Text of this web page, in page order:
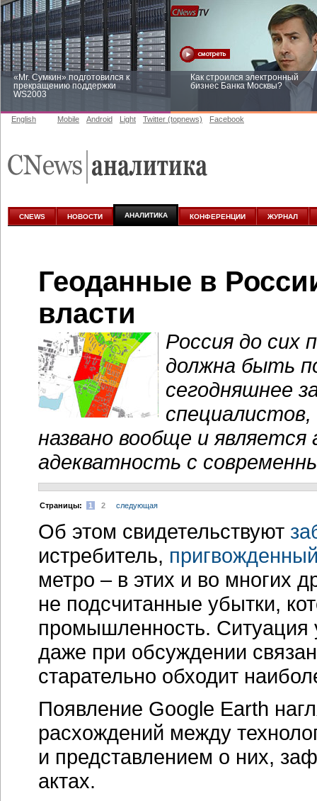
«Mr. Сумкин» подготовился к
прекращению поддержки
WS2003
Как строился электронный
бизнес Банка Москвы?
аналитике
English Mobile Android Light Twitter (topnews) Facebook
CNEWS НОВОСТИ АНАЛИТИКА КОНФЕРЕНЦИИ ЖУРНАЛ
Геоданные в
власти
Россия до сих
должна быть
сегодняшнее
названо вообще и
адекватность с
Cтраницы: 1 2 следующая
Об этом свидетельствуют
истребитель,
метро – в этих и во многих
не подсчитанные убытки,
промышленность. Ситуация
даже при обсуждении
старательно обходит
Появление Google Earth
расхождений между
и представлением о них,
актах.